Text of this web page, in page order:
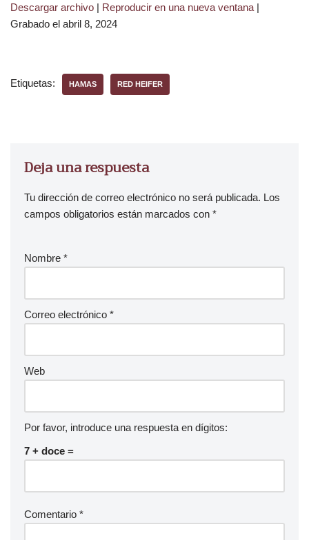
p
r
u
Descargar archivo | Reproducir en una nueva ventana |
Grabado el abril 8, 2024
Etiquetas: HAMAS RED HEIFER
Deja una respuesta
Tu dirección de correo electrónico no será publicada. Los
campos obligatorios están marcados con *
Nombre *
Correo electrónico *
Web
Por favor, introduce una respuesta en dígitos:
7 + doce =
Comentario *